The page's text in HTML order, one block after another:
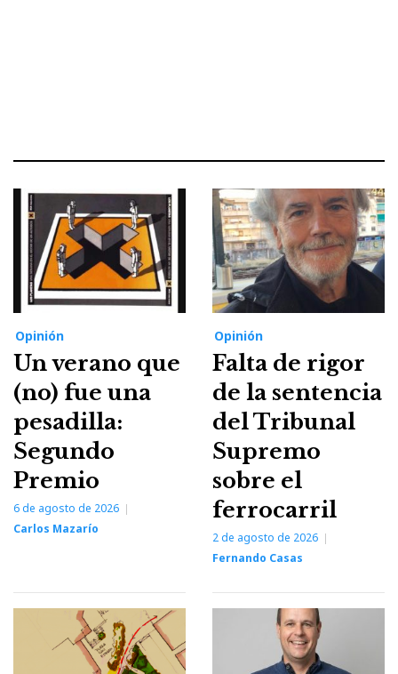
Opinión
Un verano que
(no) fue una
pesadilla:
Segundo
Premio
6 de agosto de 2026
Carlos Mazarío
Opinión
Falta de rigor
de la sentencia
del Tribunal
Supremo
sobre el
ferrocarril
2 de agosto de 2026
Fernando Casas